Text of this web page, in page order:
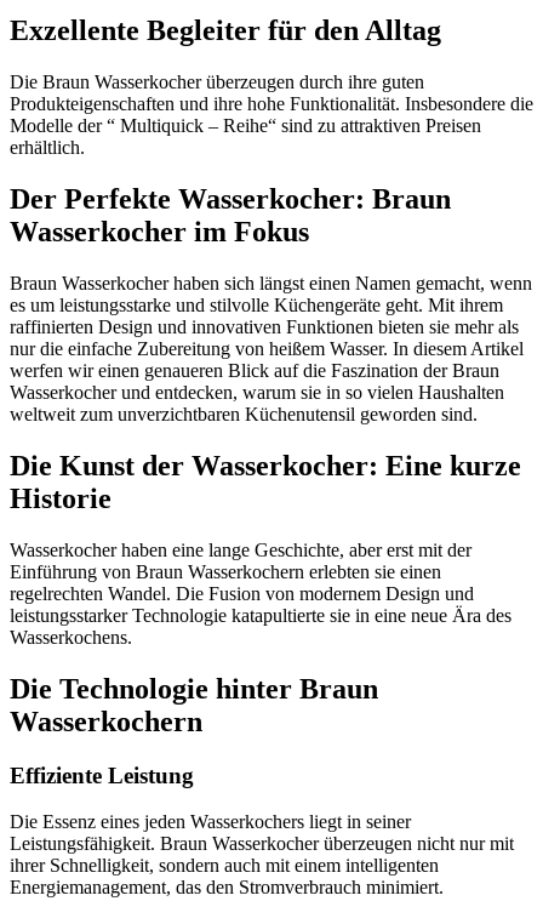
Exzellente Begleiter für den Alltag
Die Braun Wasserkocher überzeugen durch ihre guten
Produkteigenschaften und ihre hohe Funktionalität. Insbesondere die
Modelle der “ Multiquick – Reihe“ sind zu attraktiven Preisen
erhältlich.
Der Perfekte Wasserkocher: Braun
Wasserkocher im Fokus
Braun Wasserkocher haben sich längst einen Namen gemacht, wenn
es um leistungsstarke und stilvolle Küchengeräte geht. Mit ihrem
raffinierten Design und innovativen Funktionen bieten sie mehr als
nur die einfache Zubereitung von heißem Wasser. In diesem Artikel
werfen wir einen genaueren Blick auf die Faszination der Braun
Wasserkocher und entdecken, warum sie in so vielen Haushalten
weltweit zum unverzichtbaren Küchenutensil geworden sind.
Die Kunst der Wasserkocher: Eine kurze
Historie
Wasserkocher haben eine lange Geschichte, aber erst mit der
Einführung von Braun Wasserkochern erlebten sie einen
regelrechten Wandel. Die Fusion von modernem Design und
leistungsstarker Technologie katapultierte sie in eine neue Ära des
Wasserkochens.
Die Technologie hinter Braun
Wasserkochern
Effiziente Leistung
Die Essenz eines jeden Wasserkochers liegt in seiner
Leistungsfähigkeit. Braun Wasserkocher überzeugen nicht nur mit
ihrer Schnelligkeit, sondern auch mit einem intelligenten
Energiemanagement, das den Stromverbrauch minimiert.